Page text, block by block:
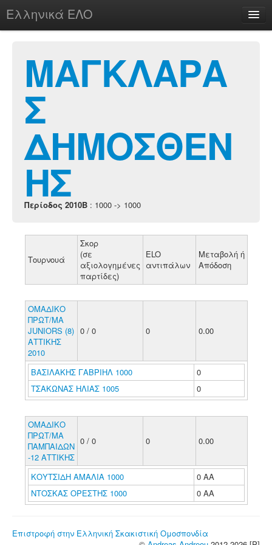
Ελληνικά ΕΛΟ
chesstu.be @ discord
Login
ΜΑΓΚΛΑΡΑ
Σ
ΔΗΜΟΣΘΕΝ
ΗΣ
Περίοδος 2010B : 1000 -> 1000
Τουρνουά
Σκορ
(σε
αξιολογημένες
παρτίδες)
ELO
αντιπάλων
Μεταβολή ή
Απόδοση
ΟΜΑΔΙΚΟ
ΠΡΩΤ/ΜΑ
JUNIORS (8)
ΑΤΤΙΚΗΣ
2010
0 / 0 0 0.00
ΒΑΣΙΛΑΚΗΣ ΓΑΒΡΙΗΛ 1000
0
ΤΣΑΚΩΝΑΣ ΗΛΙΑΣ 1005
0
ΟΜΑΔΙΚΟ
ΠΡΩΤ/ΜΑ
ΠΑΜΠΑΙΔΩΝ
-12 ΑΤΤΙΚΗΣ
0 / 0 0 0.00
ΚΟΥΤΣΙΔΗ ΑΜΑΛΙΑ 1000
0 ΑΑ
ΝΤΟΣΚΑΣ ΟΡΕΣΤΗΣ 1000
0 ΑΑ
Επιστροφή στην Ελληνική Σκακιστική Ομοσπονδία